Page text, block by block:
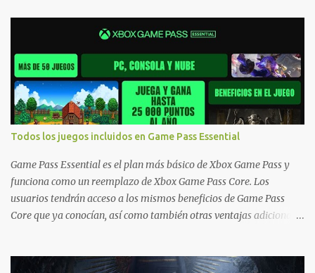
jugarlos y mantener un progreso compartido en Windows PC y
Xbox, y tenemos un listado de juegos compatibles por acá . ¿Aún
necesitas una mano con las compras? Tenemos un tutorial extenso
o en vídeo para que se quiten todas las dudas generales de cómo
hacer compras en Xbox . Podes consultar un listado más completo
de promociones desde xbox.com. El post puede tener
actualizaciones regulares o cambios ante cualquier error. Ofertas
- Argentina Ofertas - Chile Ofertas - Colombia Ofertas - México
Ofertas - Estados Unidos Ofertas - España Todas las ofertas de
Xbox One también aplican a Xbox Series, a excepción de los jue...
Todos los juegos incluidos en Game Pass Essential
Game Pass Essential es el plan más básico de Xbox Game Pass y
funciona como un reemplazo de Xbox Game Pass Core. Los
usuarios tendrán acceso a los mismos beneficios de Game Pass
Core que ya conocían, así como también otras ventajas adicionales
que están en Xbox y PC, que van desde skins, desbloqueo de